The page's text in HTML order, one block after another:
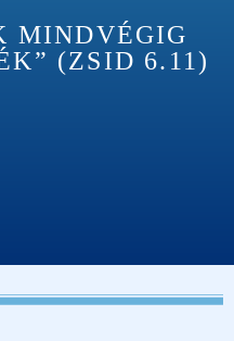
MINDVÉGIG
(ZSID 6.11)